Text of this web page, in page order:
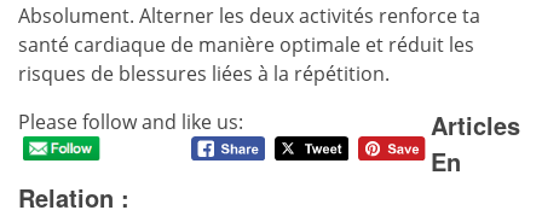
Absolument. Alterner les deux activités renforce ta
santé cardiaque de manière optimale et réduit les
risques de blessures liées à la répétition.
Please follow and like us:
Articles
En
Relation :